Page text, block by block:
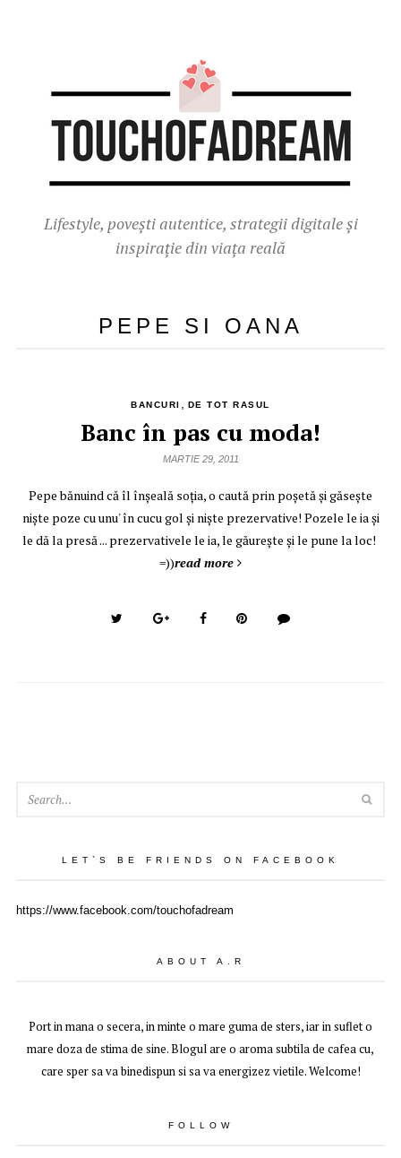
Lifestyle, povești autentice, strategii digitale și
inspirație din viața reală
PEPE SI OANA
BANCURI DE TOT RASUL
Banc în pas cu moda!
MARTIE 29, 2011
Pepe bănuind că îl înşeală soţia, o caută prin poşetă şi găseşte
nişte poze cu unu' în cucu gol şi nişte prezervative! Pozele le ia şi
le dă la presă ... prezervativele le ia, le găureşte şi le pune la loc!
=))read more
LET`S BE FRIENDS ON FACEBOOK
https://www.facebook.com/touchofadream
ABOUT A.R
Port in mana o secera, in minte o mare guma de sters, iar in suflet o
mare doza de stima de sine. Blogul are o aroma subtila de cafea cu,
care sper sa va binedispun si sa va energizez vietile. Welcome!
FOLLOW